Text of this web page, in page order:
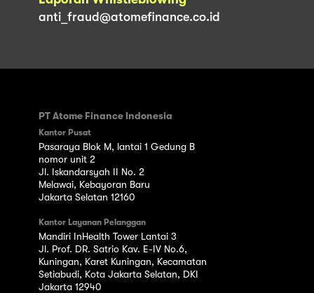
anti_fraud@atomefinance.co.id
PT Atome Finance Indonesia
Kantor Pusat
Pasaraya Blok M, lantai 1 Gedung B
nomor unit 2
Jl. Iskandarsyah II No. 2
Melawai, Kebayoran Baru
Jakarta Selatan 12160
Kantor Layanan Pelanggan
Mandiri InHealth Tower Lantai 3
Jl. Prof. DR. Satrio Kav. E-IV No.6,
Kuningan, Karet Kuningan, Kecamatan
Setiabudi, Kota Jakarta Selatan, DKI
Jakarta 12940